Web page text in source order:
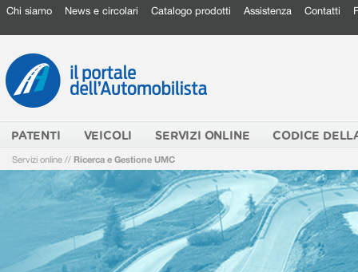
Chi siamo News e circolari Catalogo prodotti Assistenza Contatti
PATENTI VEICOLI SERVIZI ONLINE CODICE
Servizi online // Ricerca e Gestione UMC